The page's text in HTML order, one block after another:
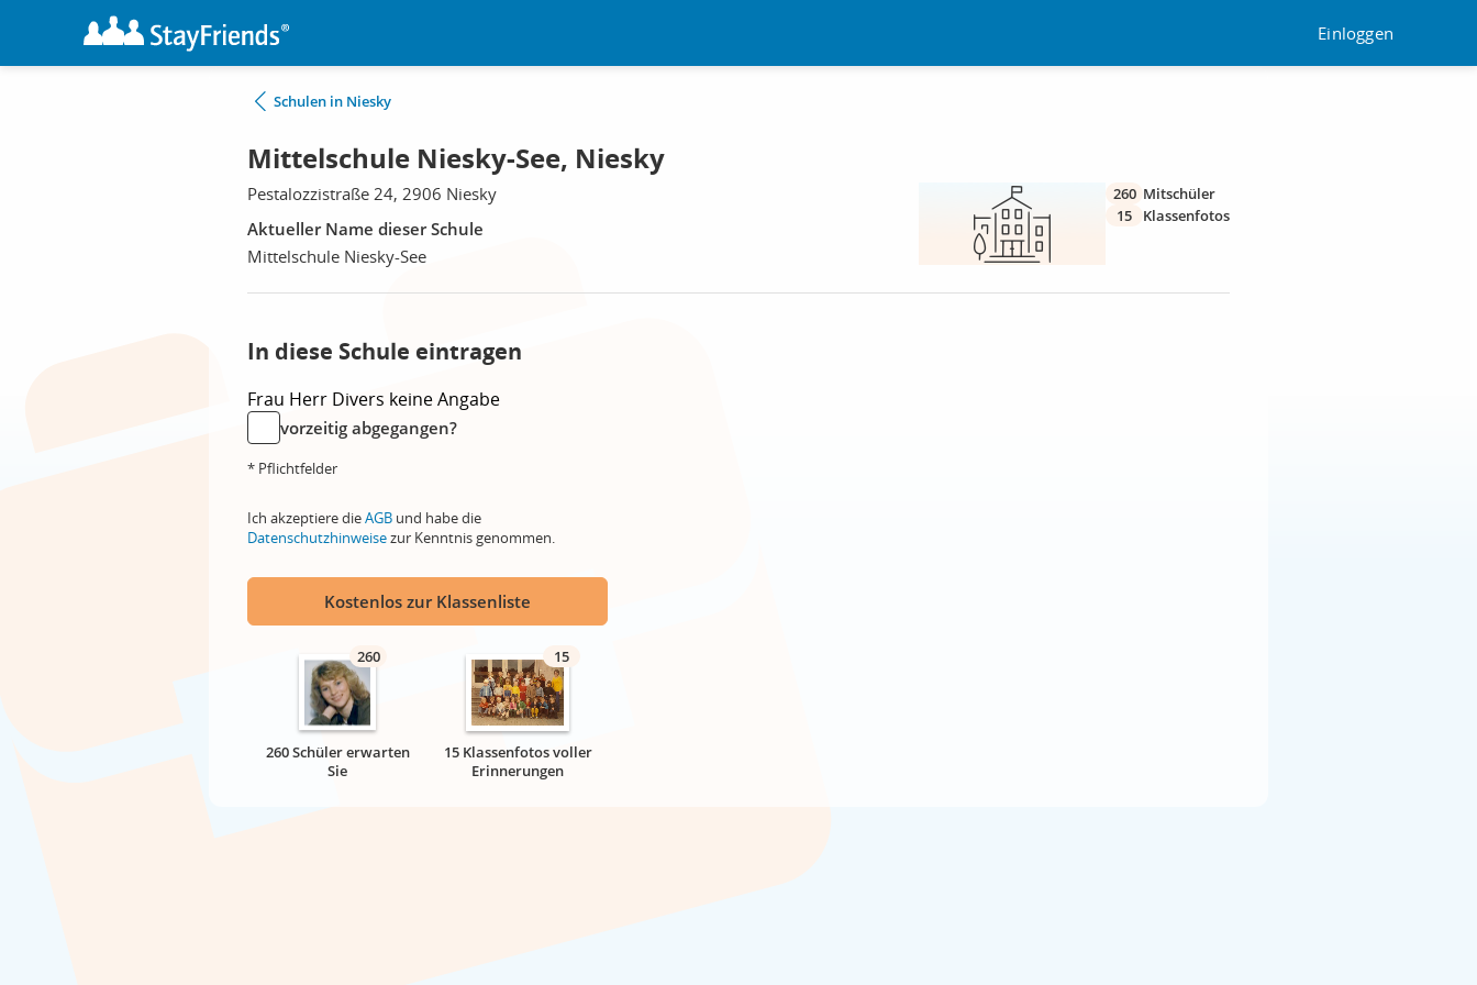
Einloggen
Schulen in Niesky
Mittelschule Niesky-See, Niesky
Pestalozzistraße 24, 2906 Niesky
Aktueller Name dieser Schule
Mittelschule Niesky-See
260 Mitschüler
15
Klassenfotos
In diese Schule eintragen
Frau Herr Divers keine Angabe
vorzeitig abgegangen?
* Pflichtfelder
Ich akzeptiere dieAGB und habe die
Datenschutzhinweisezur Kenntnis genommen.
Kostenlos zur Klassenliste
260
260 Schüler erwarten
Sie
15
15 Klassenfotos voller
Erinnerungen